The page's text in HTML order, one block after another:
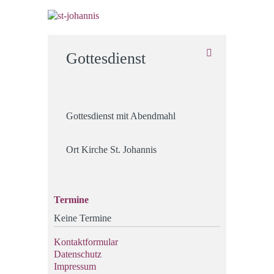
Gottesdienst
Gottesdienst mit Abendmahl
Ort Kirche St. Johannis
Termine
Keine Termine
Kontaktformular
Datenschutz
Impressum